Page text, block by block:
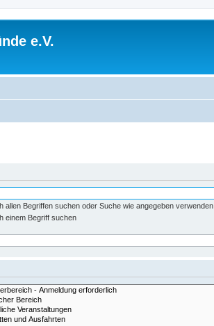
e.V.
allen Begriffen suchen oder Suche wie angegeben verwenden
einem Begriff suchen